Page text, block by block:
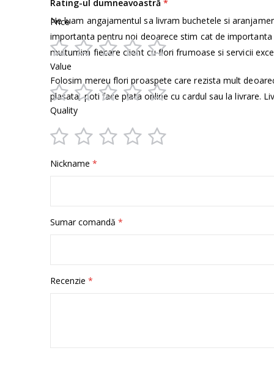
Ne luam angajamentul sa livram buchetele si
importanta pentru noi deoarece stim cat de
multumim fiecare client cu flori frumoase si servicii
Folosim mereu flori proaspete care rezista mult
plasata, poti face plata online cu cardul sau la livrare.
Rating-ul dumneavoastră
Price
1
star
2
stars
3
stars
4
stars
5
stars
Value
1
2
3
4
5
Quality
star
stars
stars
stars
stars
Nickname
Sumar comandă
Recenzie